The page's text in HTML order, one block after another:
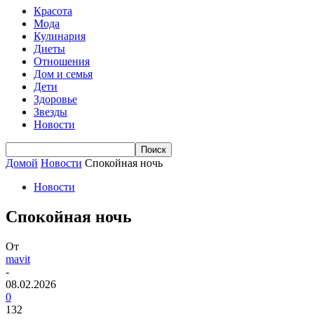
Красота
Мода
Кулинария
Диеты
Отношения
Дом и семья
Дети
Здоровье
Звезды
Новости
Домой Новости Спокойная ночь
Новости
Спокойная ночь
От
mavit
-
08.02.2026
0
132